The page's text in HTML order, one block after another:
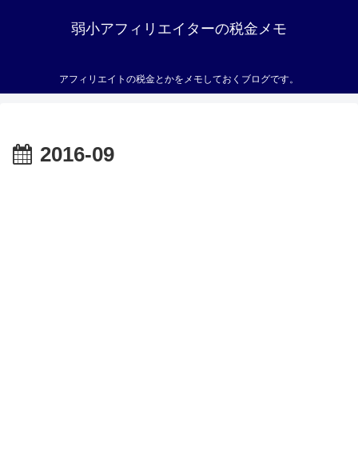
弱小アフィリエイターの税金メモ
アフィリエイトの税金とかをメモしておくブログです。
2016-09